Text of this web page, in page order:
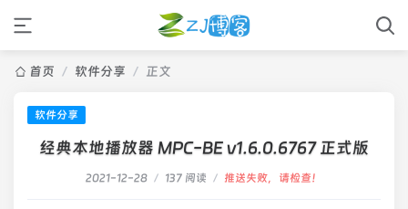
首页 / 软件分享 / 正文
软件分享
经典本地播放器 MPC-BE v1.6.0.6767 正式版
2021-12-28 / 137 阅读 / 推送失败，请检查！